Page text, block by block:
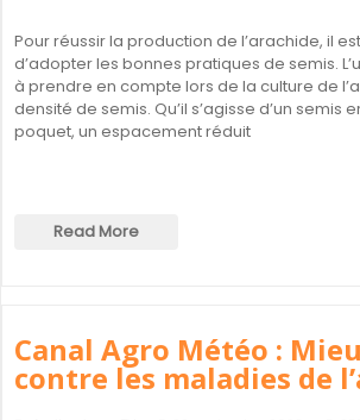
Pour réussir la production de l’arachide, il
d’adopter les bonnes pratiques de semis.
à prendre en compte lors de la culture de
densité de semis. Qu’il s’agisse d’un semis
poquet, un espacement réduit
Read More
Canal Agro Météo :
contre les maladies de